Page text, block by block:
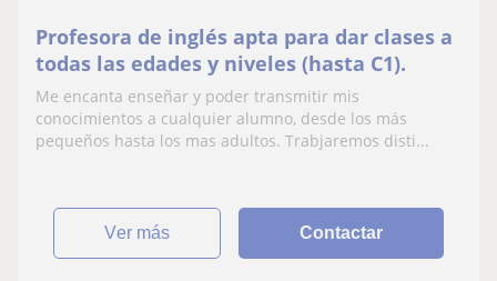
Profesora de inglés apta para dar clases a
todas las edades y niveles (hasta C1).
Me encanta enseñar y poder transmitir mis
conocimientos a cualquier alumno, desde los más
pequeños hasta los mas adultos. Trabjaremos disti...
ver más Contactar